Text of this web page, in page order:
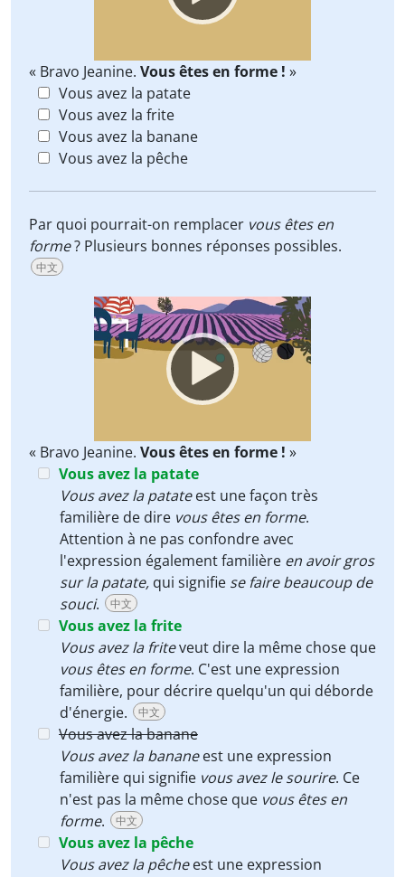
« Bravo Jeanine. Vous êtes en forme ! »
Vous avez la patate
Vous avez la frite
Vous avez la banane
Vous avez la pêche
Par quoi pourrait-on remplacer vous êtes en
forme? Plusieurs bonnes réponses possibles.
中文
Video
Player
« Bravo Jeanine. Vous êtes en forme ! »
Vous avez la patate
Vous avez la patateest une façon très
familière de dire vous êtes en forme.
Attention à ne pas confondre avec
l'expression également familière en avoir gros
sur la patate, qui signifie se faire beaucoup de
souci. 中文
Vous avez la frite
Vous avez la friteveut dire la même chose que
vous êtes en forme. C'est une expression
familière, pour décrire quelqu'un qui déborde
d'énergie.
中文
Vous avez la banane
Vous avez la bananeest une expression
familière qui signifie vous avez le sourire. Ce
n'est pas la même chose que vous êtes en
forme. 中文
Vous avez la pêche
Vous avez la pêcheest une expression